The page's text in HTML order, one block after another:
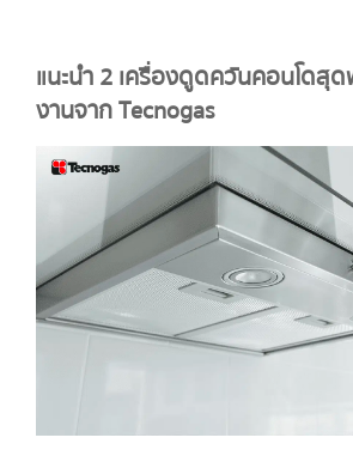
แนะนำ 2 เครื่องดูดควันคอนโดสุด
งานจาก Tecnogas